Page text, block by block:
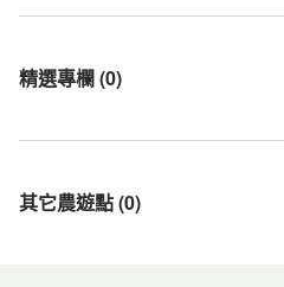
精選專欄(0)
其它農遊點(0)